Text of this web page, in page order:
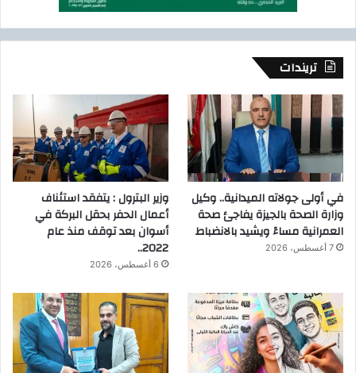
تريندات
في أولى جولاته الميدانية.. وكيل
وزارة الصحة بالجيزة يفاجئ صحة
العمرانية مساءً ويشيد بالانضباط
7 أغسطس، 2026
وزير البترول : يتفقد استئناف
أعمال الحفر بحقل البركة في
أسوان بعد توقف منذ عام
2022..
6 أغسطس، 2026